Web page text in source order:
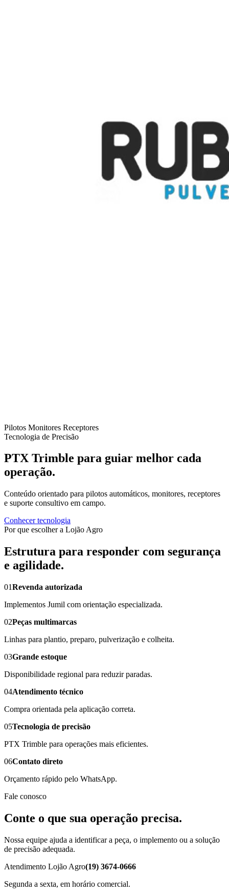
Pilotos Monitores Receptores
Tecnologia de Precisão
PTX Trimble para guiar melhor cada
operação.
Conteúdo orientado para pilotos automáticos, monitores, receptores
e suporte consultivo em campo.
Conhecer tecnologia
Por que escolher a Lojão Agro
Estrutura para responder com segurança
e agilidade.
01Revenda autorizada
Implementos Jumil com orientação especializada.
02Peças multimarcas
Linhas para plantio, preparo, pulverização e colheita.
03Grande estoque
Disponibilidade regional para reduzir paradas.
04Atendimento técnico
Compra orientada pela aplicação correta.
05Tecnologia de precisão
PTX Trimble para operações mais eficientes.
06Contato direto
Orçamento rápido pelo WhatsApp.
Fale conosco
Conte o que sua operação precisa.
Nossa equipe ajuda a identificar a peça, o implemento ou a solução
de precisão adequada.
Atendimento Lojão Agro(19) 3674-0666
Segunda a sexta, em horário comercial.